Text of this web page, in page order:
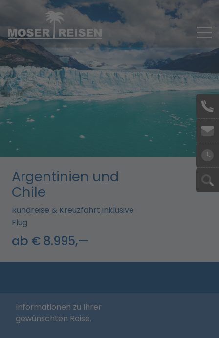
Skip to main content
Argentinien und
Chile
Rundreise & Kreuzfahrt inklusive
Flug
ab € 8.995,—
Informationen zu Ihrer
gewünschten Reise.